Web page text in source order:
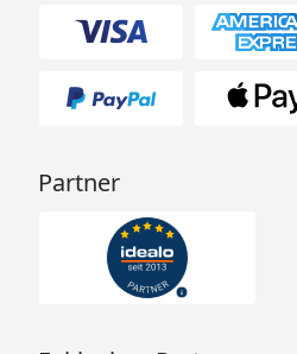
Partner